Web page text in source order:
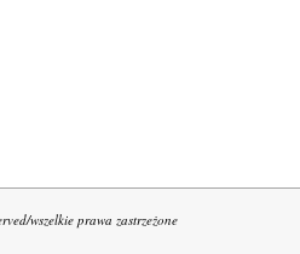
wszelkie prawa zastrzeżone